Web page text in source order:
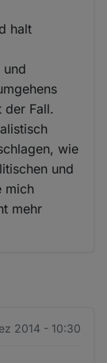
halt
und
der Fall.
wie
und
mich
mehr
2014 - 10:30